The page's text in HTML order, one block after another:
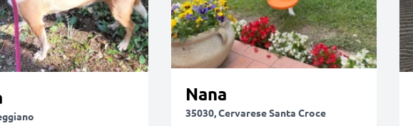
Nana
35030, Cervarese Santa Croce